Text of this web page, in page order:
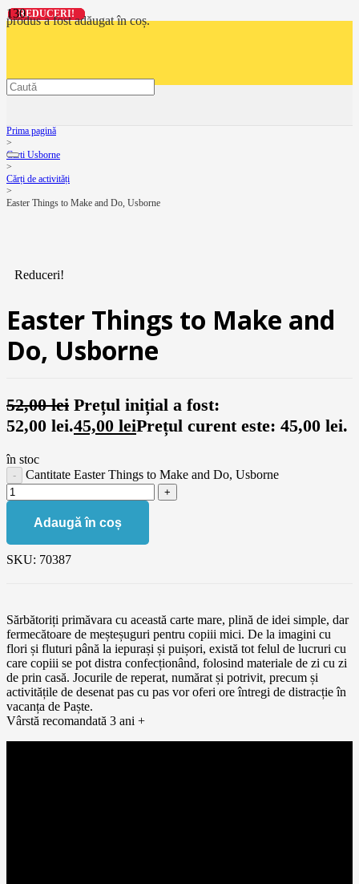
produsa fost adăugat în coș.
Prima pagină
>
Carti Usborne
>
Cărți de activități
>
Easter Things to Make and Do, Usborne
Reduceri!
Easter Things to Make and
Do, Usborne
52,00lei Prețul inițial a fost:
52,00 lei.45,00 leiPrețul curent este: 45,00 lei.
în stoc
Cantitate Easter Things to Make and Do, Usborne
Adaugă în coș
SKU: 70387
Sărbătoriți primăvara cu această carte mare, plină de idei simple, dar
fermecătoare de meșteșuguri pentru copiii mici. De la imagini cu
flori și fluturi până la iepurași și puișori, există tot felul de lucruri cu
care copiii se pot distra confecționând, folosind materiale de zi cu zi
de prin casă. Jocurile de reperat, numărat și potrivit, precum și
activitățile de desenat pas cu pas vor oferi ore întregi de distracție în
vacanța de Paște.
Vârstă recomandată 3 ani +
REDUCERI!
REDUCERI!
REDUCERI!
REDUCERI!